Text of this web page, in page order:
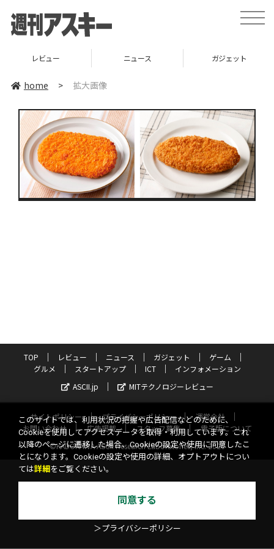
toggle
レビュー ニュース ガジェット
home > 拡大画像
TOP レビュー ニュース ガジェット
ゲーム
グルメ
スタートアップ ICT
インフォメーション
ASCII.jp
MITテクノロジーレビュー
サイトポリシー プライバシーポリシー
運営会社
お問い合わせ
広告掲載 スタッフ募集
電子版について
©KADOKAWA ASCII Research Laboratories, Inc. 2026
このサイトでは、利用状況の把握や広告配信などのために、
Cookieを使用してアクセスデータを取得・利用しています。これ
以降のページに遷移した場合、Cookieの設定や使用に同意したこ
とになります。Cookieの設定や使用の詳細、オプトアウトについ
ては詳細 をご覧ください。
同意する
＞プライバシーポリシー